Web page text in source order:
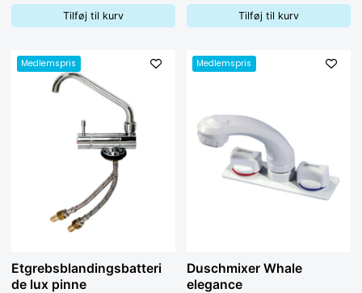
Tilføj til kurv Tilføj til kurv
Medlemspris
Etgrebsblandingsbatteri
de lux pinne
Medlemspris
Duschmixer Whale
elegance